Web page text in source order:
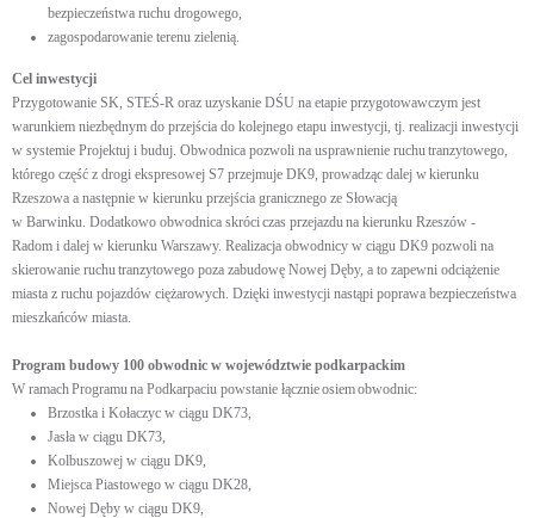
bezpieczeństwa ruchu drogowego,
zagospodarowanie terenu zielenią.
Cel inwestycji
Przygotowanie SK, STEŚ-R oraz uzyskanie DŚU na etapie przygotowawczym jest
warunkiem niezbędnym do przejścia do kolejnego etapu inwestycji, tj. realizacji inwestycji
w systemie Projektuj i buduj. Obwodnica pozwoli na usprawnienie ruchu tranzytowego,
którego część z drogi ekspresowej S7 przejmuje DK9, prowadząc dalej w kierunku
Rzeszowa a następnie w kierunku przejścia granicznego ze Słowacją
w Barwinku. Dodatkowo obwodnica skróci czas przejazdu na kierunku Rzeszów -
Radom i dalej w kierunku Warszawy. Realizacja obwodnicy w ciągu DK9 pozwoli na
skierowanie ruchu tranzytowego poza zabudowę Nowej Dęby, a to zapewni odciążenie
miasta z ruchu pojazdów ciężarowych. Dzięki inwestycji nastąpi poprawa bezpieczeństwa
mieszkańców miasta.
Program budowy 100 obwodnic w województwie podkarpackim
W ramach Programu na Podkarpaciu powstanie łącznie osiem obwodnic:
Brzostka i Kołaczyc w ciągu DK73,
Jasła w ciągu DK73,
Kolbuszowej w ciągu DK9,
Miejsca Piastowego w ciągu DK28,
Nowej Dęby w ciągu DK9,